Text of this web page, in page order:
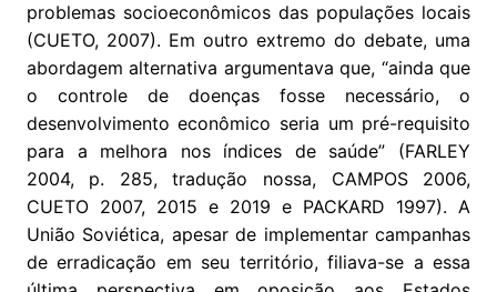
problemas socioeconômicos das populações locais
(CUETO, 2007). Em outro extremo do debate, uma
abordagem alternativa argumentava que, “ainda que
o controle de doenças fosse necessário, o
desenvolvimento econômico seria um pré-requisito
para a melhora nos índices de saúde” (FARLEY
2004, p. 285, tradução nossa, CAMPOS 2006,
CUETO 2007, 2015 e 2019 e PACKARD 1997). A
União Soviética, apesar de implementar campanhas
de erradicação em seu território, filiava-se a essa